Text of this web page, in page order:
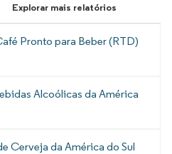
Explorar mais relatórios
Pronto para Beber (RTD)
Alcoólicas da América
Cerveja da América do Sul